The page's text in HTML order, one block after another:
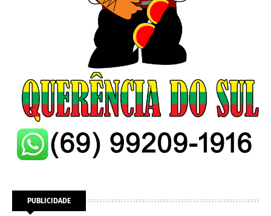
PUBLICIDADE